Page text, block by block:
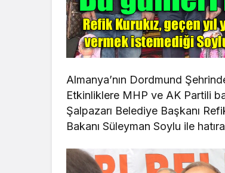
Almanya’nın Dordmund
Etkinliklere MHP ve AK Partili
Şalpazarı Belediye Başkanı
Bakanı Süleyman Soylu ile